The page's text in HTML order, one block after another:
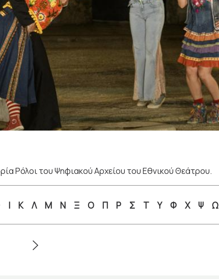
Ρόλοι του Ψηφιακού Αρχείου του Εθνικού Θεάτρου.
Ι Κ Λ Μ Ν Ξ Ο Π Ρ Σ Τ Υ Φ Χ Ψ Ω